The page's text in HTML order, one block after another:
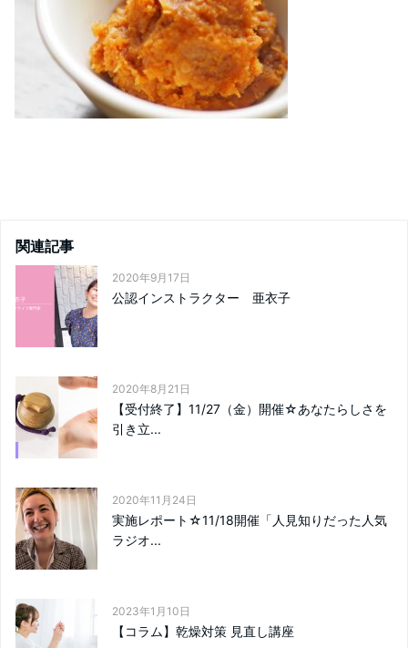
関連記事
2020年9月17日
公認インストラクター 亜衣子
2020年8月21日
【受付終了】11/27（金）開催☆あなたらしさを
引き立...
2020年11月24日
実施レポート☆11/18開催「人見知りだった人気
ラジオ...
2023年1月10日
【コラム】乾燥対策 見直し講座